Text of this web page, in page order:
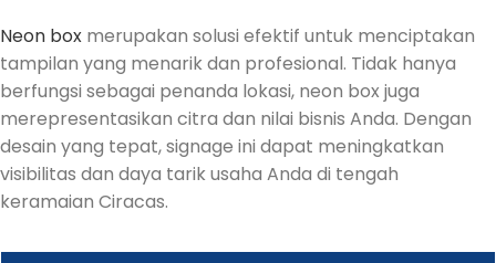
Neon box merupakan solusi efektif untuk menciptakan
tampilan yang menarik dan profesional. Tidak hanya
berfungsi sebagai penanda lokasi, neon box juga
merepresentasikan citra dan nilai bisnis Anda. Dengan
desain yang tepat, signage ini dapat meningkatkan
visibilitas dan daya tarik usaha Anda di tengah
keramaian Ciracas.